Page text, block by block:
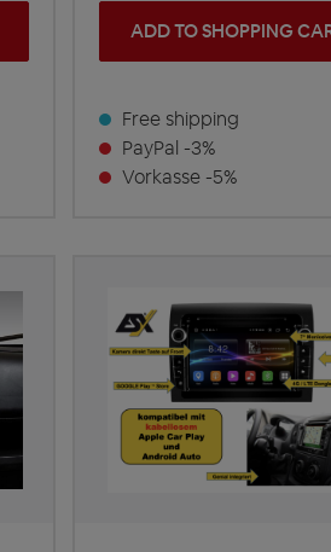
ADD TO SHOPPING
Free shipping
PayPal -3%
Vorkasse -5%